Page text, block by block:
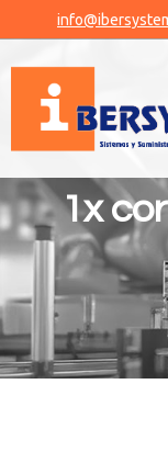
1x
You are here: